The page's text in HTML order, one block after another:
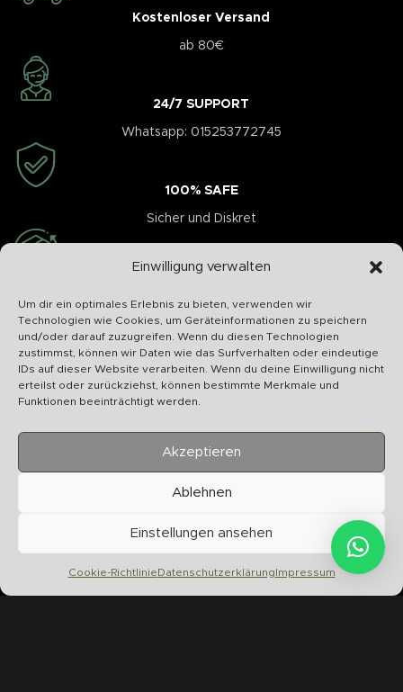
Einwilligung verwalten
Um dir ein optimales Erlebnis zu bieten, verwenden wir
Technologien wie Cookies, um Geräteinformationen zu speichern
und/oder darauf zuzugreifen. Wenn du diesen Technologien
zustimmst, können wir Daten wie das Surfverhalten oder eindeutige
IDs auf dieser Website verarbeiten. Wenn du deine Einwilligung nicht
erteilst oder zurückziehst, können bestimmte Merkmale und
Funktionen beeinträchtigt werden.
Akzeptieren
Ablehnen
Einstellungen ansehen
Cookie-RichtlinieDatenschutzerklärungImpressum
Kostenloser Versand
ab 80€
24/7 SUPPORT
Whatsapp: 015253772745
100% SAFE
Sicher und Diskret
Schnelle Abwicklung
Wir bearbeiten Ihr Anliegen schnellstmöglich
Chilltime Store
Info@chilltime.de